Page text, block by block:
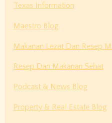
Texas Information
Maestro Blog
Makanan Lezat Dan Resep
Resep Dan Makanan Sehat
Podcast & News Blog
Property & Real Estate Blog